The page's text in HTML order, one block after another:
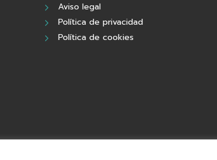
Aviso legal
Política de privacidad
Política de cookies